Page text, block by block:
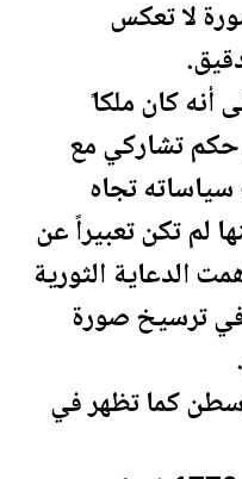
لا تعكس
أنه كانملكا
تشاركي مع
سياساته تجاه
لم تكن تعبيراً عن
الدعاية الثورية
في ترسيخ صورة
كما تظهر في